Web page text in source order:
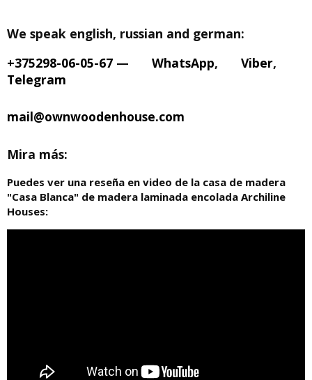
We speak english, russian and german:
+375298-06-05-67 — WhatsApp, Viber,
Telegram
mail@ownwoodenhouse.com
Mira más:
Puedes ver una reseña en video de la casa de madera
"Casa Blanca" de madera laminada encolada Archiline
Houses: